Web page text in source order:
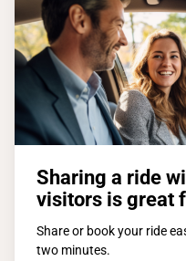
FISA
SQUARE DE
1020
Tel:+
Restons